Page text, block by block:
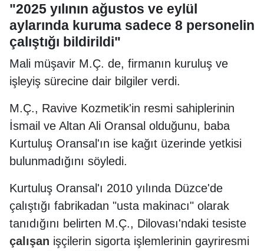
"2025 yılının ağustos ve eylül
aylarında kuruma sadece 8 personelin
çalıştığı bildirildi"
Mali müşavir M.Ç. de, firmanın kuruluş ve
işleyiş sürecine dair bilgiler verdi.
M.Ç., Ravive Kozmetik'in resmi sahiplerinin
İsmail ve Altan Ali Oransal olduğunu, baba
Kurtuluş Oransal'ın ise kağıt üzerinde yetkisi
bulunmadığını söyledi.
Kurtuluş Oransal'ı 2010 yılında Düzce'de
çalıştığı fabrikadan "usta makinacı" olarak
tanıdığını belirten M.Ç., Dilovası'ndaki tesiste
çalışan işçilerin sigorta işlemlerinin gayriresmi